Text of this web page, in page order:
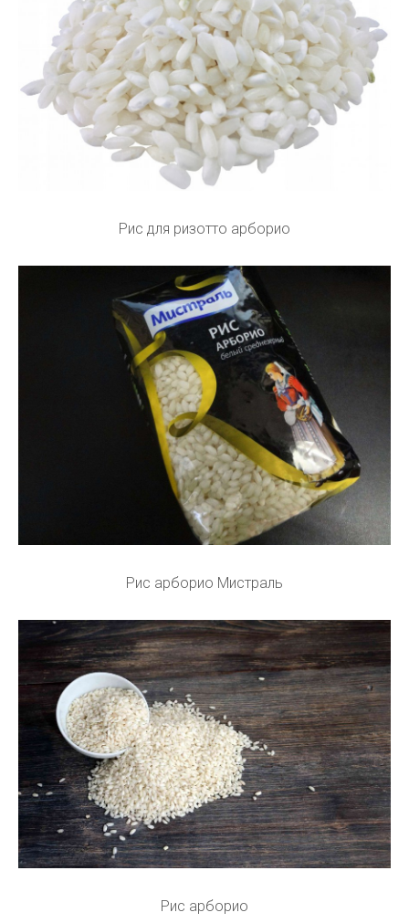
Рис для ризотто арборио
Рис арборио Мистраль
Рис арборио